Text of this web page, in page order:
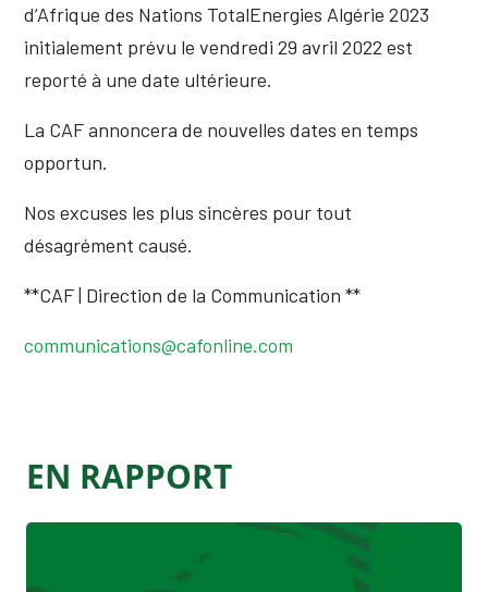
d’Afrique des Nations TotalEnergies Algérie 2023
initialement prévu le vendredi 29 avril 2022 est
reporté à une date ultérieure.
La CAF annoncera de nouvelles dates en temps
opportun.
Nos excuses les plus sincères pour tout
désagrément causé.
**CAF | Direction de la Communication **
communications@cafonline.com
EN RAPPORT